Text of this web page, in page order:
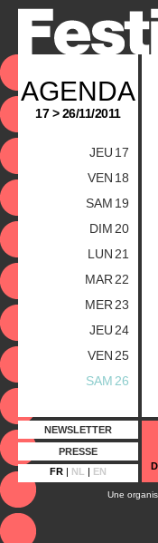
AGENDA
17 > 26/11/2011
JEU 17
VEN 18
SAM 19
DIM 20
LUN 21
MAR 22
MER 23
JEU 24
VEN 25
SAM 26
NEWSLETTER
PRESSE
FR | NL | EN
Une